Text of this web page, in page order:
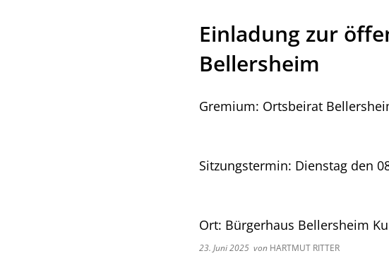
Einladung zur
Bellersheim
Gremium: Ortsbeirat
Sitzungstermin: Dienstag den
Ort: Bürgerhaus Bellersheim
23. Juni 2025 von HARTMUT RITTER